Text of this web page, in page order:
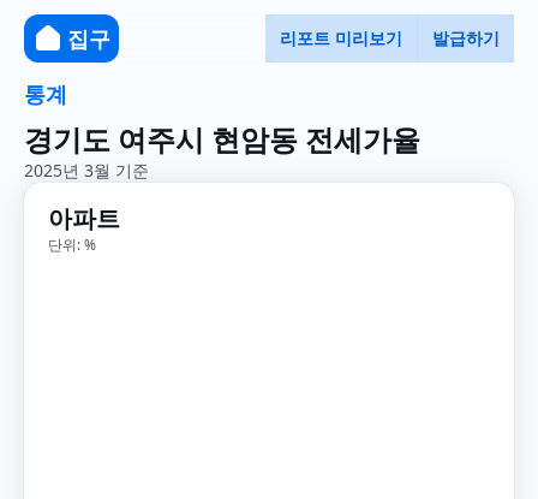
집구 리포트 미리보기 발급하기
통계
경기도 여주시 현암동 전세가율
2025년 3월 기준
아파트
단위: %